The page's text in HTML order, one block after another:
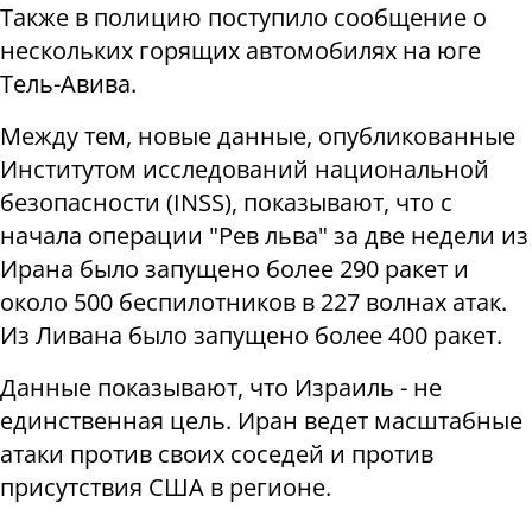
Также в полицию поступило сообщение о
нескольких горящих автомобилях на юге
Тель-Авива.
Между тем, новые данные, опубликованные
Институтом исследований национальной
безопасности (INSS), показывают, что с
начала операции "Рев льва" за две недели из
Ирана было запущено более 290 ракет и
около 500 беспилотников в 227 волнах атак.
Из Ливана было запущено более 400 ракет.
Данные показывают, что Израиль - не
единственная цель. Иран ведет масштабные
атаки против своих соседей и против
присутствия США в регионе.